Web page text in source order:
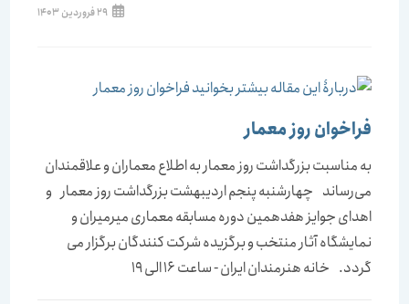
29 فروردین 1403
فراخوان روز معمار
به مناسبت بزرگداشت روز معمار به اطلاع معماران و علاقمندان
می‌رساند چهارشنبه پنجم اردیبهشت بزرگداشت روز معمار و
اهدای جوایز هفدهمین دوره مسابقه معماری میرمیران و
نمایشگاه آثار منتخب و برگزیده شرکت کنندگان برگزار می
گردد. خانه هنرمندان ایران - ساعت 16 الی 19